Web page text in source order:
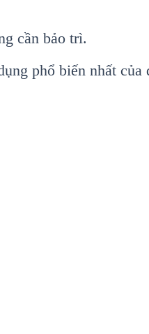
cần bảo trì.
phổ biến nhất của